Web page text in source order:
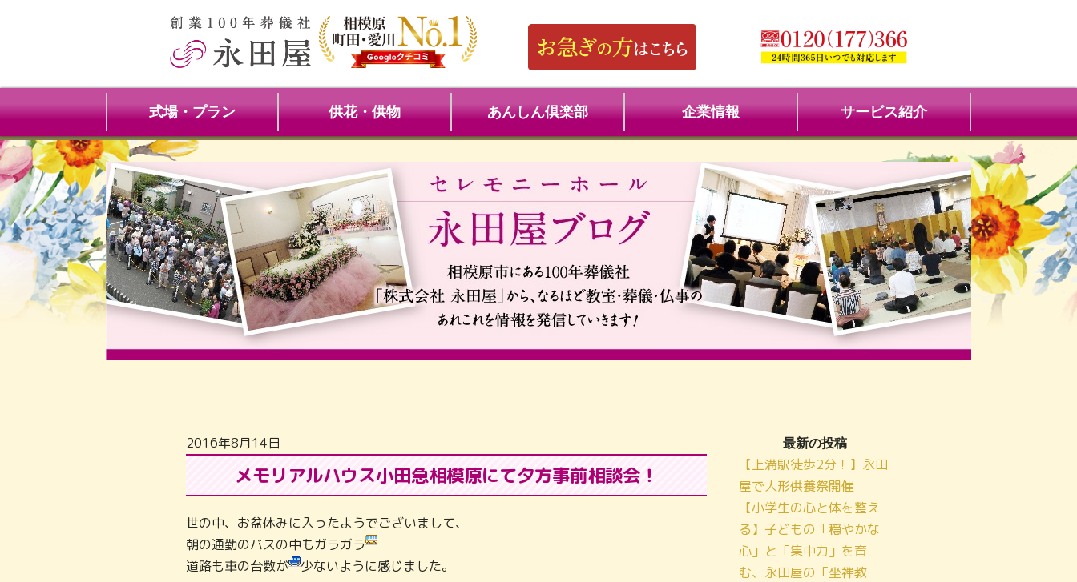
式場・プラン 供花・供物 あんしん倶楽部 企業情報 サービス紹介
2016年8月14日
メモリアルハウス小田急相模原にて夕方事前相談会！
世の中、お盆休みに入ったようでございまして、
朝の通勤のバスの中もガラガラ
道路も車の台数が
少ないように感じました。
最新の投稿
【上溝駅徒歩2分！】永田
屋で人形供養祭開催
【小学生の心と体を整え
る】子どもの「穏やかな
心」と「集中力」を育
む、永田屋の「坐禅教